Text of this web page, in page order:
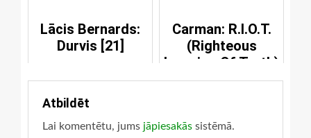
Lācis Bernards:
Durvis [21]
Carman: R.I.O.T.
(Righteous
Invasion Of Truth)
Atbildēt
Lai komentētu, jums jāpiesakās sistēmā.